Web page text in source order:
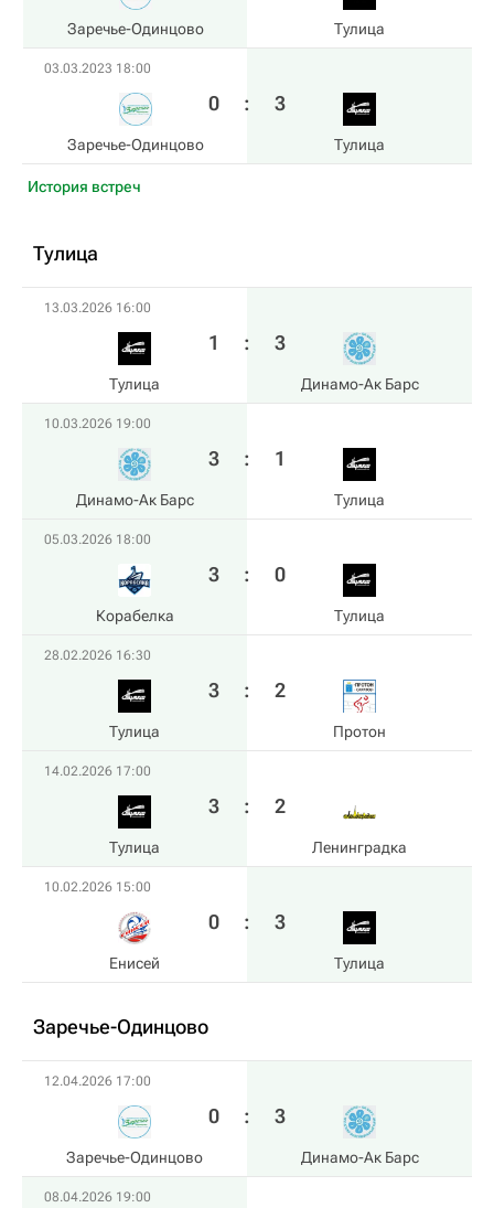
Заречье-Одинцово Тулица
03.03.2023 18:00
Заречье-Одинцово
0 : 3
Тулица
История встреч
Тулица
13.03.2026 16:00
Тулица
1 : 3
Динамо-Ак Барс
10.03.2026 19:00
Динамо-Ак Барс
3 : 1
Тулица
05.03.2026 18:00
Корабелка
3 : 0
Тулица
28.02.2026 16:30
Тулица
3 : 2
Протон
14.02.2026 17:00
Тулица
3 : 2
Ленинградка
10.02.2026 15:00
Енисей
0 : 3
Тулица
Заречье-Одинцово
12.04.2026 17:00
Заречье-Одинцово
0 : 3
Динамо-Ак Барс
08.04.2026 19:00